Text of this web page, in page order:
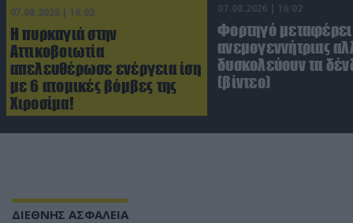
07.08.2026 | 16:02
Η πυρκαγιά στην
Αττικοβοιωτία
απελευθέρωσε ενέργεια ίση
με 6 ατομικές βόμβες της
Χιροσίμα!
07.08.2026 | 16:02
Φορτηγό μεταφέρει
ανεμογεννήτριας
δυσκολεύουν τα
(βίντεο)
ΔΙΕΘΝΗΣ ΑΣΦΑΛΕΙΑ